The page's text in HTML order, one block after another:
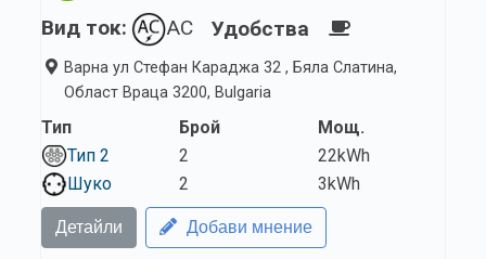
Вид ток:
AC Удобства
Варна ул Стефан Караджа 32 , Бяла Слатина,
Област Враца 3200, Bulgaria
Тип
Тип 2
Шуко
Брой
2
2
Мощ.
22kWh
3kWh
Детайли Добави мнение